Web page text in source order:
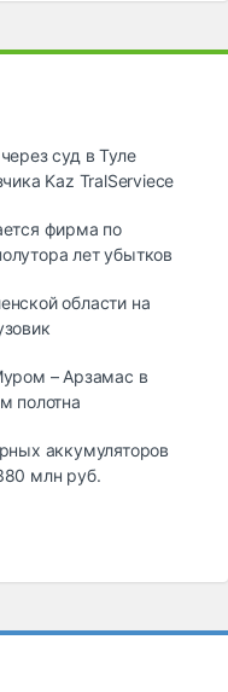
суд в Туле
Kaz TralServiece
фирма по
лет убытков
области на
– Арзамас в
полотна
аккумуляторов
млн руб.